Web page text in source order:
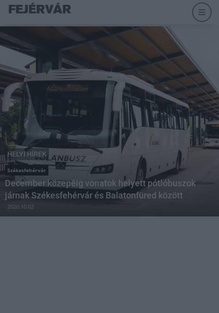
HELYI HÍREK
Székesfehérvár
December közepéig vonatok helyett pótlóbuszok
járnak Székesfehérvár és Balatonfüred között
2020.10.02